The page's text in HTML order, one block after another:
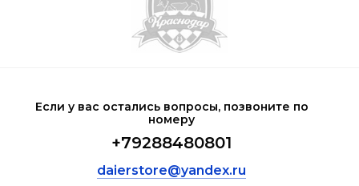
Если у вас остались вопросы, позвоните по
номеру
+79288480801
daierstore@yandex.ru